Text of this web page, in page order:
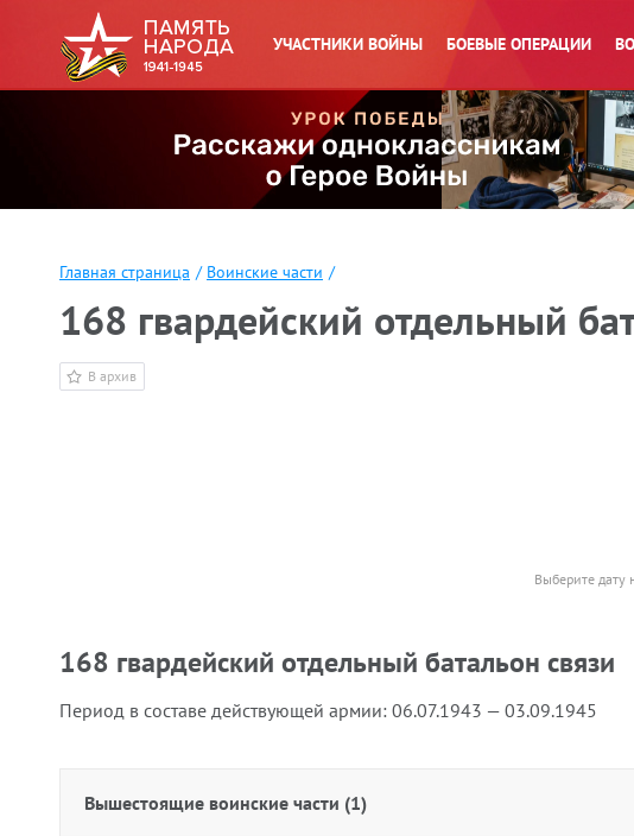
УЧАСТНИКИ ВОЙНЫ БОЕВЫЕ ОПЕРАЦИИ
Главная страница / Воинские части /
168 гвардейский отдельный
В архив
Выберите дату
168 гвардейский отдельный батальон связи
Период в составе действующей армии: 06.07.1943 — 03.09.1945
Вышестоящие воинские части (1)